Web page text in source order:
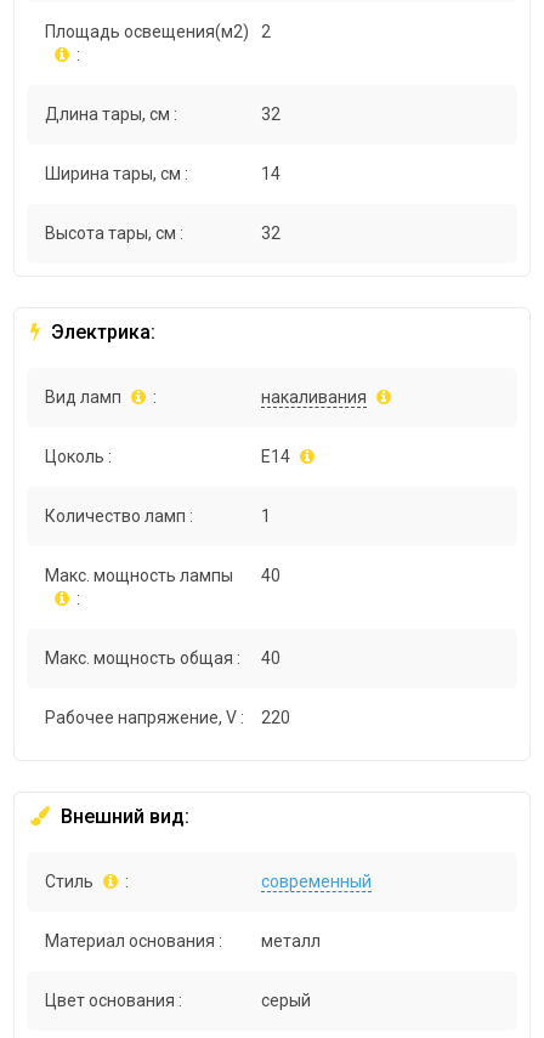
Площадь освещения(м2)
:
2
Длина тары, см : 32
Ширина тары, см : 14
Высота тары, см : 32
Электрика:
Вид ламп : накаливания
Цоколь : E14
Количество ламп : 1
Макс. мощность лампы
:
40
Макс. мощность общая : 40
Рабочее напряжение, V : 220
Внешний вид:
Стиль : современный
Материал основания : металл
Цвет основания : серый